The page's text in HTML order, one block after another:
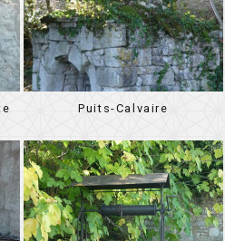
Puits-Calvaire